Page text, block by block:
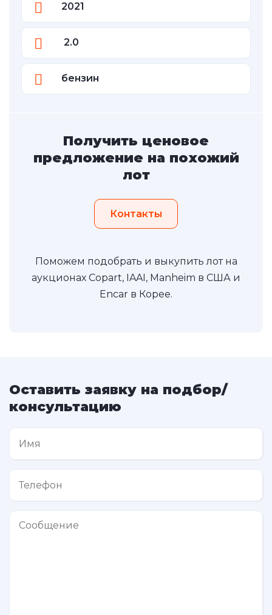
2021
2.0
бензин
Получить ценовое
предложение на похожий
лот
Контакты
Поможем подобрать и выкупить лот на
аукционах Copart, IAAI, Manheim в США и
Encar в Корее.
Оставить заявку на подбор/
консультацию